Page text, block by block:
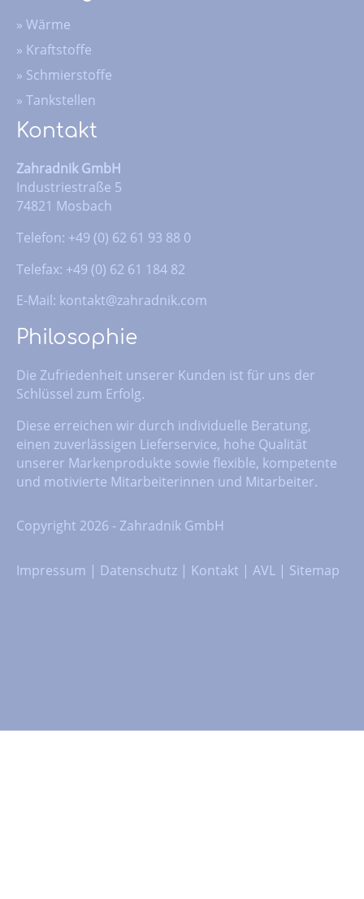
» Wärme
» Kraftstoffe
» Schmierstoffe
» Tankstellen
Kontakt
Zahradnik GmbH
Industriestraße 5
74821 Mosbach
Telefon: +49 (0) 62 61 93 88 0
Telefax: +49 (0) 62 61 184 82
E-Mail: kontakt@zahradnik.com
Philosophie
Die Zufriedenheit unserer Kunden ist für uns der
Schlüssel zum Erfolg.
Diese erreichen wir durch individuelle Beratung,
einen zuverlässigen Lieferservice, hohe Qualität
unserer Markenprodukte sowie flexible, kompetente
und motivierte Mitarbeiterinnen und Mitarbeiter.
Copyright 2026 - Zahradnik GmbH
Impressum | Datenschutz | Kontakt | AVL | Sitemap